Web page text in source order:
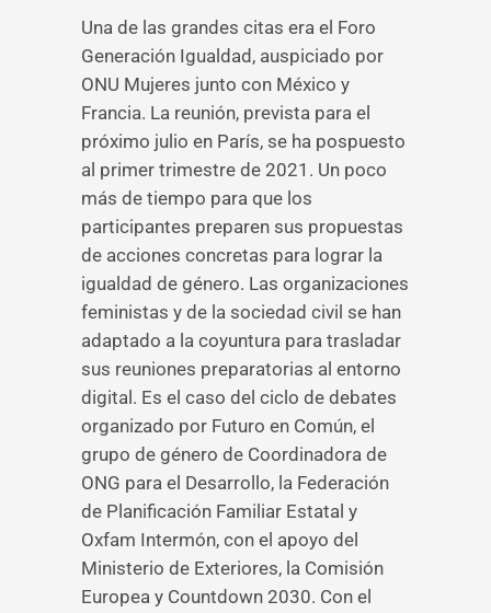
Una de las grandes citas era el Foro
Generación Igualdad, auspiciado por
ONU Mujeres junto con México y
Francia. La reunión, prevista para el
próximo julio en París, se ha pospuesto
al primer trimestre de 2021. Un poco
más de tiempo para que los
participantes preparen sus propuestas
de acciones concretas para lograr la
igualdad de género. Las organizaciones
feministas y de la sociedad civil se han
adaptado a la coyuntura para trasladar
sus reuniones preparatorias al entorno
digital. Es el caso del ciclo de debates
organizado por Futuro en Común, el
grupo de género de Coordinadora de
ONG para el Desarrollo, la Federación
de Planificación Familiar Estatal y
Oxfam Intermón, con el apoyo del
Ministerio de Exteriores, la Comisión
Europea y Countdown 2030. Con el